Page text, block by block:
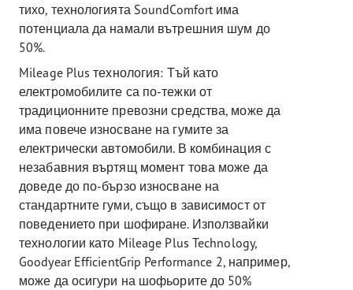
тихо, технологията SoundComfort има
потенциала да намали вътрешния шум до
50%.
Mileage Plus технология: Тъй като
електромобилите са по-тежки от
традиционните превозни средства, може да
има повече износване на гумите за
електрически автомобили. В комбинация с
незабавния въртящ момент това може да
доведе до по-бързо износване на
стандартните гуми, също в зависимост от
поведението при шофиране. Използвайки
технологии като Mileage Plus Technology,
Goodyear EfficientGrip Performance 2, например,
може да осигури на шофьорите до 50%